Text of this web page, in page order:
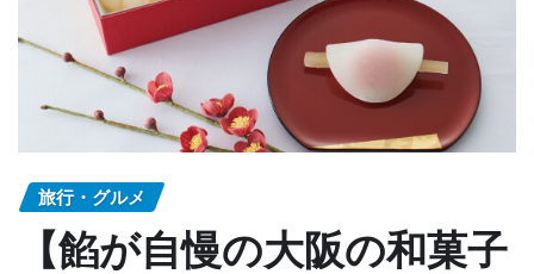
旅行・グルメ
【餡が自慢の大阪の和菓子